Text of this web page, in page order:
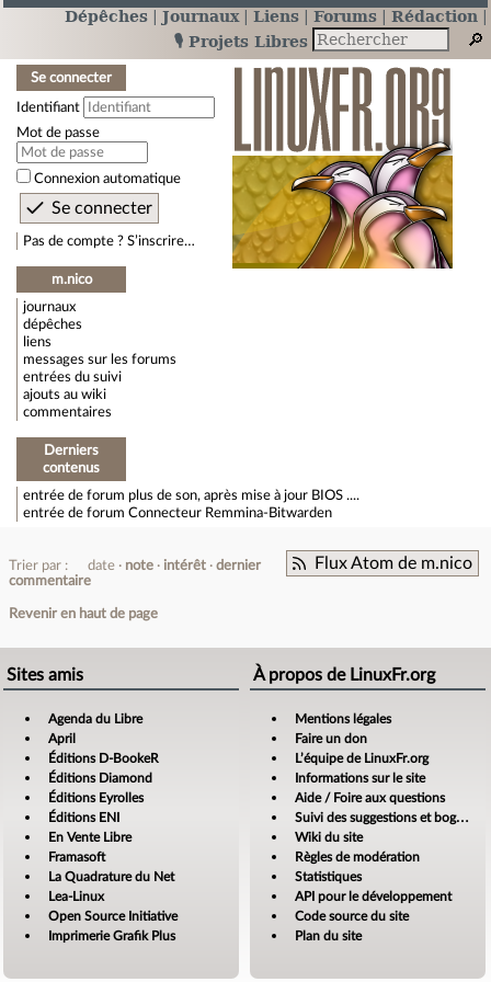
Dépêches Journaux Liens Forums
Rédaction
🎙️ Projets Libres
Se connecter
Identifiant
Mot de passe
Connexion automatique
Pas de compte ? S’inscrire…
m.nico
journaux
dépêches
liens
messages sur les forums
entrées du suivi
ajouts au wiki
commentaires
Derniers
contenus
entrée de forum plus de son, après mise à jour BIOS ....
entrée de forum Connecteur Remmina-Bitwarden
Flux Atom de m.nico
Trier par : date note intérêt
dernier
commentaire
Revenir en haut de page
Sites amis
Agenda du Libre
April
Éditions D-BookeR
Éditions Diamond
Éditions Eyrolles
Éditions ENI
En Vente Libre
Framasoft
La Quadrature du Net
Lea-Linux
Open Source Initiative
Imprimerie Grafik Plus
À propos de LinuxFr.org
Mentions légales
Faire un don
L’équipe de LinuxFr.org
Informations sur le site
Aide / Foire aux questions
Suivi des suggestions et bogues
Wiki du site
Règles de modération
Statistiques
API pour le développement
Code source du site
Plan du site